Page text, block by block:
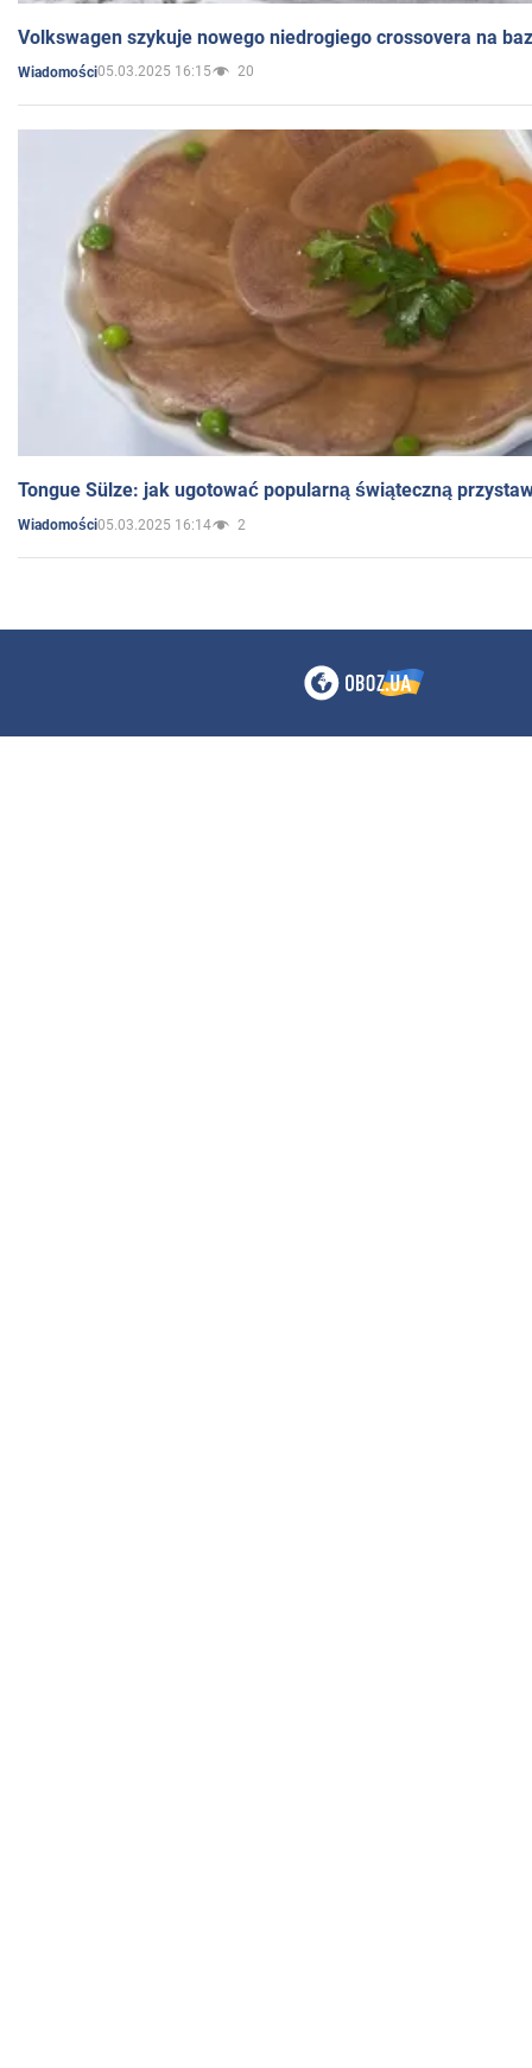
Volkswagen szykuje nowego niedrogiego crossovera na
Wiadomości05.03.2025 16:15 20
Tongue Sülze: jak ugotować popularną świąteczną
Wiadomości05.03.2025 16:14 2